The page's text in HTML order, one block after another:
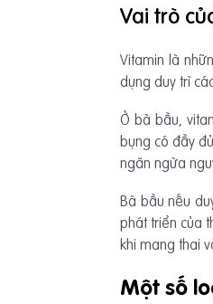
Vai trò
Vitamin là
dụng duy trì
Ở bà bầu,
bụng có đầy
ngăn ngừa
Bà bầu nếu
phát triển của
khi mang thai
Một số